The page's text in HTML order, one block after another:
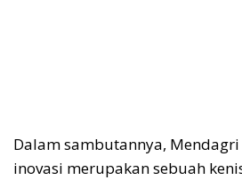
Dalam sambutannya, Mendagri
inovasi merupakan sebuah